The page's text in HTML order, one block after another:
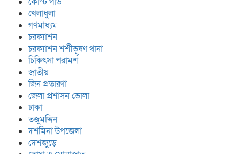
খেলাধুলা
গণমাধ্যম
চরফ্যাশন
চরফ্যাশন শশীভূষণ থানা
চিকিৎসা পরামর্শ
জাতীয়
জিন প্রতারণা
জেলা প্রশাসন ভোলা
ঢাকা
তজুমদ্দিন
দশমিনা উপজেলা
দেশজুড়ে